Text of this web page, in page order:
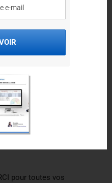
sur cette page :
des puzzles à partir de
pour toutes vos